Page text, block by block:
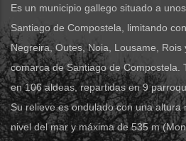
Es un municipio gallego situado a
Santiago de Compostela, limitando
Negreira, Outes, Noia, Lousame, Rois
comarca de Santiago de Compostela.
en 106 aldeas, repartidas en 9
Su relieve es ondulado con una
nivel del mar y máxima de 535 m